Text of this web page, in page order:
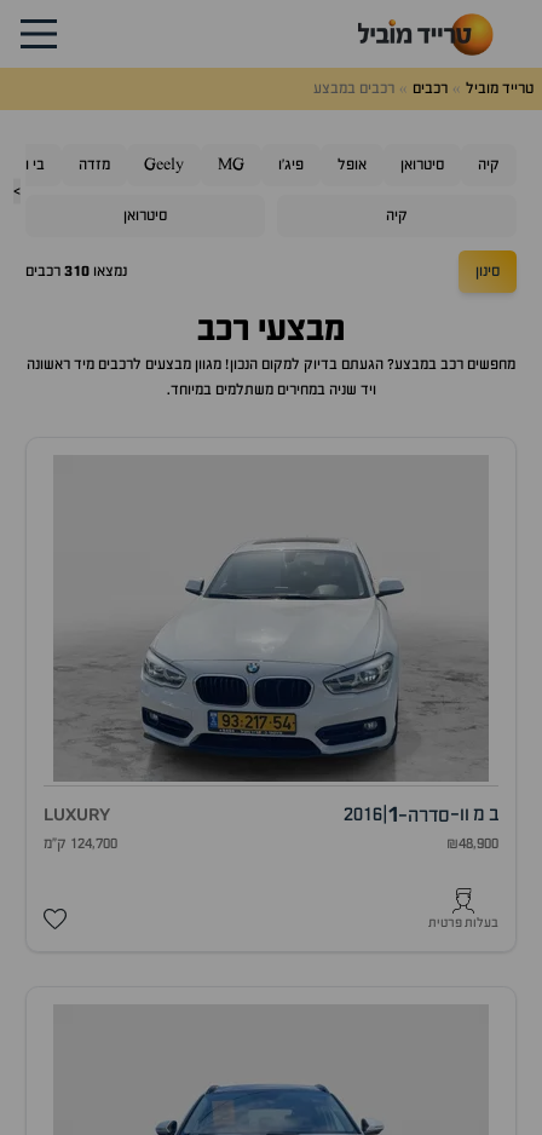
טרייד מוביל רכבים רכבים במבצע
>
קיה סיטרואן אופל פיג'ו MG
Geely מזדה בי ווי די
קיה סיטרואן
סינון נמצאו 310 רכבים
מבצעי רכב
מחפשים רכב במבצע? הגעתם בדיוק למקום הנכון! מגוון מבצעים לרכבים מיד ראשונה
ויד שניה במחירים משתלמים במיוחד.
ב מ וו-סדרה-1
2016
LUXURY
₪48,900 124,700 ק"מ
בעלות פרטית